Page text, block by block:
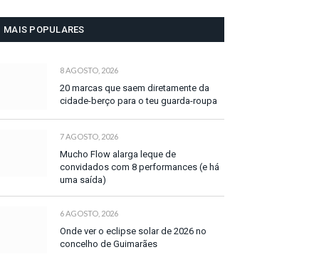
MAIS POPULARES
8 AGOSTO, 2026
20 marcas que saem diretamente da
cidade-berço para o teu guarda-roupa
7 AGOSTO, 2026
Mucho Flow alarga leque de
convidados com 8 performances (e há
uma saída)
6 AGOSTO, 2026
Onde ver o eclipse solar de 2026 no
concelho de Guimarães